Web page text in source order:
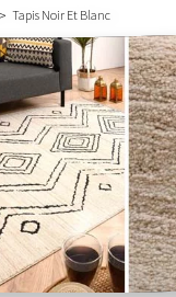
Tapis Noir Et Blanc